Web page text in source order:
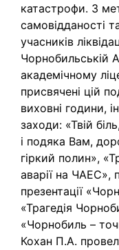
катастрофи. З
самовідданості
учасників
Чорнобильській
академічному
присвячені цій
виховні години,
заходи: «Твій
і подяка Вам,
гіркий полин»,
аварії на ЧАЕС»,
презентації
«Трагедія
«Чорнобиль –
Кохан П.А.